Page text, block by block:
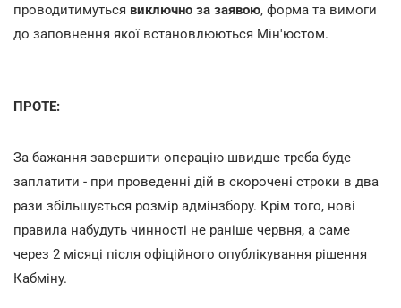
проводитимуться виключно за заявою, форма та вимоги
до заповнення якої встановлюються Мін'юстом.
ПРОТЕ:
За бажання завершити операцію швидше треба буде
заплатити - при проведенні дій в скорочені строки в два
рази збільшується розмір адмінзбору. Крім того, нові
правила набудуть чинності не раніше червня, а саме
через 2 місяці після офіційного опублікування рішення
Кабміну.